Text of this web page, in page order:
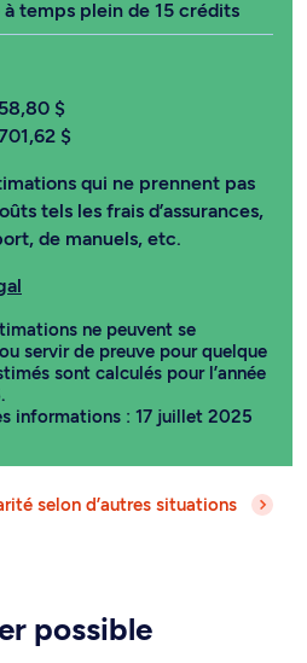
temps plein de 15 crédits
$
$
qui ne prennent pas
tels les frais d’assurances,
de manuels, etc.
ne peuvent se
servir de preuve pour quelque
sont calculés pour l’année
informations : 17 juillet 2025
selon d’autres situations
possible